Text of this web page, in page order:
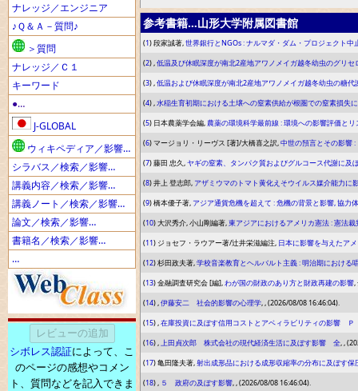
ナレッジ／エンジニア
♪Ｑ＆Ａ－質問♪
＞質問
ナレッジ／Ｃ１
キーワード
●…
J-GLOBAL
ウィキペディア／影響…
シラバス／検索／影響…
講義内容／検索／影響…
講義ノート／検索／影響…
論文／検索／影響…
書籍名／検索／影響…
…
シボレス認証によって、こ
のページの感想やコメン
ト、質問などを記入できま
参考書籍…山形大学附属図書館
(1) 段家誠著,世界銀行とNGOs : ナルマダ・ダム・プロジェクト
(2) ,低温及び休眠深度が南北2産地アワノメイガ越冬幼虫のグ
(3) ,低温および休眠深度が南北2産地アワノメイガ越冬幼虫の
(4) ,水稲生育初期における土壌への窒素供給が根圏での窒素
(5) 日本農薬学会編,農薬の環境科学最前線 : 環境への影響評価と
(6) マージョリ・リーヴス [著]/大橋喜之訳,中世の預言とその影響
(7) 藤田 忠久,ヤギの窒素、タンパク質およびグルコース代謝に及
(8) 井上 登志郎, アザミウマのトマト黄化えそウイルス媒介能力に
(9) 橋本優子著, アジア通貨危機を超えて : 危機の背景と影響, 協力
(10) 大沢秀介, 小山剛編著,東アジアにおけるアメリカ憲法 : 憲法
(11) ジョセフ・ラウアー著/辻井栄滋編注, 日本に影響を与えたア
(12) 杉田政夫著,学校音楽教育とヘルバルト主義 : 明治期における
(13) 金融調査研究会 [編],わが国の財政のあり方と財政再建の影響,
(14) ,伊藤安二 社会的影響の心理学, , (2026/08/08 16:46:04).
(15) ,在庫投資に及ぼす信用コストとアベィラビリティの影響 Ｐ
(16) ,上田貞次郎 株式会社の現代経済生活に及ぼす影響 全, ,
(17) 亀田隆夫著,射出成形品における成形収縮率の分布に及ぼす保
(18) , ５ 政府の及ぼす影響, , (2026/08/08 16:46:04).